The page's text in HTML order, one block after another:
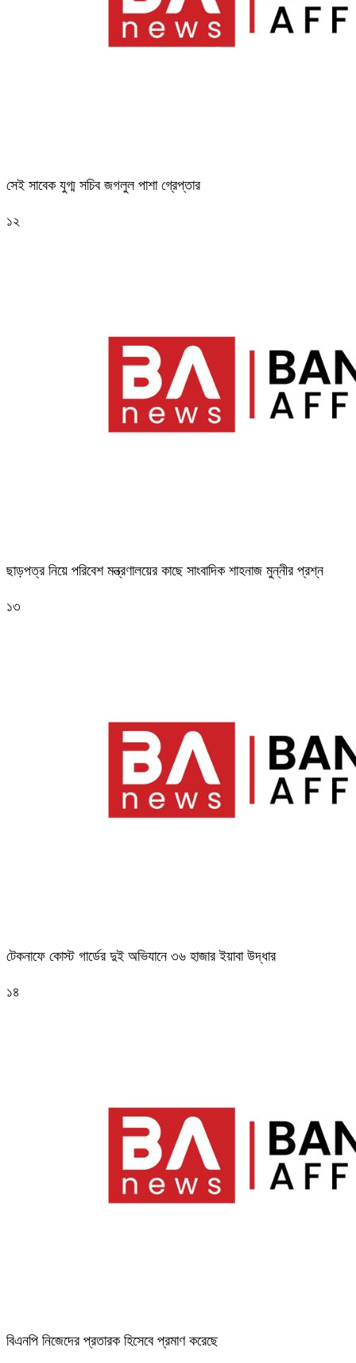
সেই সাবেক যুগ্ম সচিব জগলুল পাশা গ্রেপ্তার
১২
ছাড়পত্র নিয়ে পরিবেশ মন্ত্রণালয়ের কাছে সাংবাদিক শাহনাজ মুন্নীর প্রশ্ন
১৩
টেকনাফে কোস্ট গার্ডের দুই অভিযানে ৩৬ হাজার ইয়াবা উদ্ধার
১৪
বিএনপি নিজেদের প্রতারক হিসেবে প্রমাণ করেছে